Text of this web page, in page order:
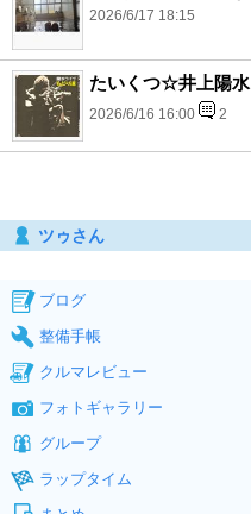
2026/6/17 18:15
たいくつ☆井上陽水
2026/6/16 16:00 2
ツゥさん
ブログ
整備手帳
クルマレビュー
フォトギャラリー
グループ
ラップタイム